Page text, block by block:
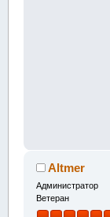
Altmer
Администратор
Ветеран